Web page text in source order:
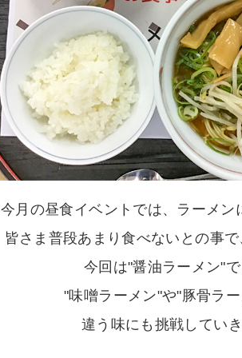
今月の昼食イベントでは、ラーメン
皆さま普段あまり食べないとの事
今回は"醤油ラーメン"
"味噌ラーメン"や"豚骨ラ
違う味にも挑戦していき